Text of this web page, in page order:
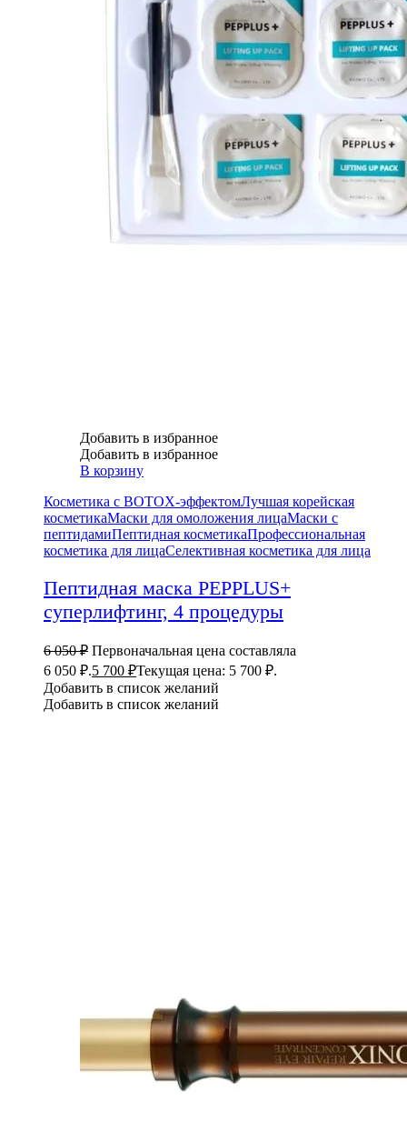
Добавить в избранное
Добавить в избранное
В корзину
Косметика с BOTOX-эффектомЛучшая корейская
косметикаМаски для омоложения лицаМаски с
пептидамиПептидная косметикаПрофессиональная
косметика для лицаСелективная косметика для лица
Пептидная маска PEPPLUS+
суперлифтинг, 4 процедуры
6 050₽ Первоначальная цена составляла
6 050 ₽.5 700 ₽Текущая цена: 5 700 ₽.
Добавить в список желаний
Добавить в список желаний